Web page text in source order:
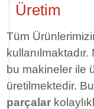
Üretim
Tüm
bu makineler ile
üretilmektedir.
parçalar